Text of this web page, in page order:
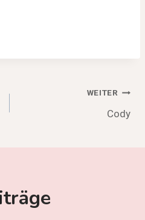
WEITER
Cody